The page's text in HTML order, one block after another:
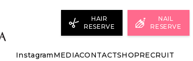
HAIR
RESERVE
NAIL
RESERVE
InstagramMEDIACONTACTSHOPRECRUIT